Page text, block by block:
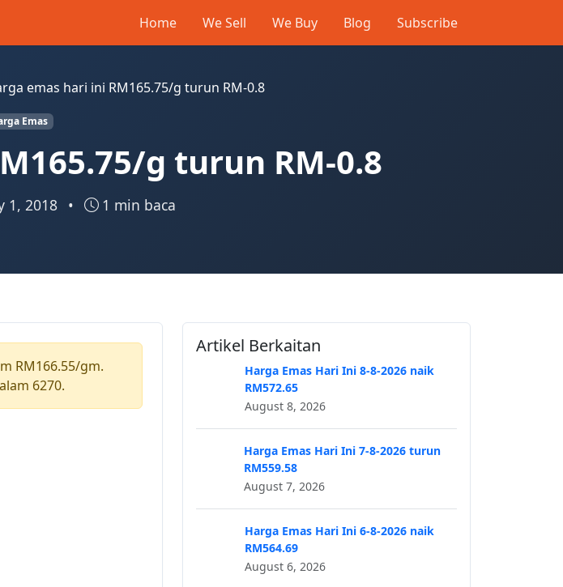
Home We Sell We Buy Blog Subscribe
emas hari ini RM165.75/g turun RM-0.8
Emas
g turun RM-0.8
1, 2018 • 1 min baca
RM166.55/gm.
6270.
Artikel Berkaitan
Harga Emas Hari Ini 8-8-2026 naik
RM572.65
August 8, 2026
Harga Emas Hari Ini 7-8-2026 turun
RM559.58
August 7, 2026
Harga Emas Hari Ini 6-8-2026 naik
RM564.69
August 6, 2026